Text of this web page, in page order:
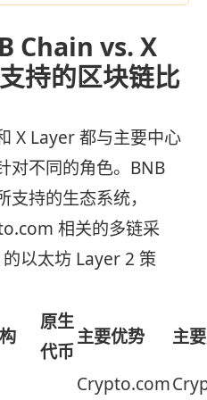
Chain vs. X
持的区块链比
X Layer 都与主要中心
对不同的角色。BNB
持的生态系统，
相关的多链采
以太坊 Layer 2 策
原生
代币
主要优势 主
Crypto.com